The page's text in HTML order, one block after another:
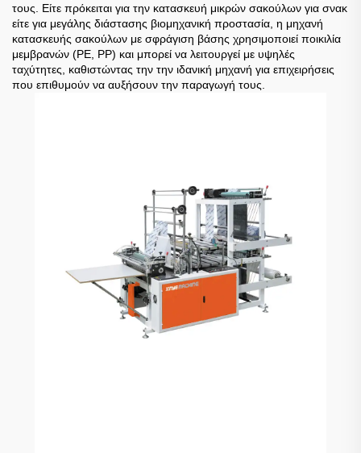
τους. Είτε πρόκειται για την κατασκευή μικρών σακούλων για σνακ
είτε για μεγάλης διάστασης βιομηχανική προστασία, η μηχανή
κατασκευής σακούλων με σφράγιση βάσης χρησιμοποιεί ποικιλία
μεμβρανών (PE, PP) και μπορεί να λειτουργεί με υψηλές
ταχύτητες, καθιστώντας την την ιδανική μηχανή για επιχειρήσεις
που επιθυμούν να αυξήσουν την παραγωγή τους.